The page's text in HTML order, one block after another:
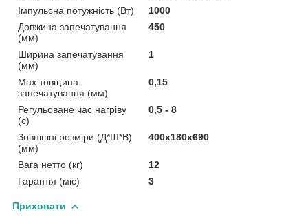
Імпульсна потужність (Вт)
1000
Довжина запечатування
(мм)
450
Ширина запечатування
(мм)
1
Max.товщина
запечатування (мм)
0,15
Регульоване час нагріву
(с)
0,5 - 8
Зовнішні розміри (Д*Ш*В)
(мм)
400x180x690
Вага нетто (кг)
12
Гарантія (міс)
3
Приховати